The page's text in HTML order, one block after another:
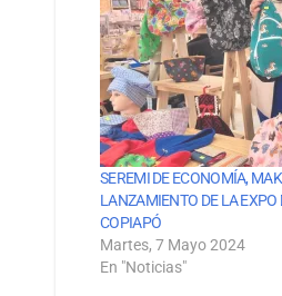
SEREMI DE ECONOMÍA,
LANZAMIENTO DE LA
COPIAPÓ
Martes, 7 Mayo 2024
En "Noticias"